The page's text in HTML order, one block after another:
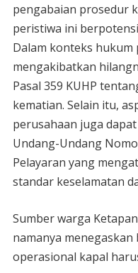
pengabaian prosedur
peristiwa ini
Dalam konteks hukum
mengakibatkan
Pasal 359 KUHP
kematian. Selain itu,
perusahaan juga
Undang-Undang
Pelayaran yang
standar keselamatan
Sumber warga
namanya
operasional kapal